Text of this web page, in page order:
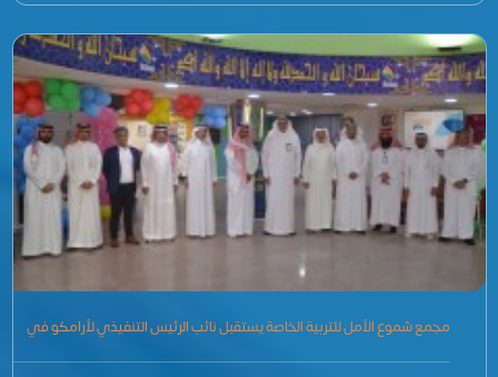
مجمع شموع الأمل للتربية الخاصة يستقبل نائب الرئيس التنفيذي لأرامكو في